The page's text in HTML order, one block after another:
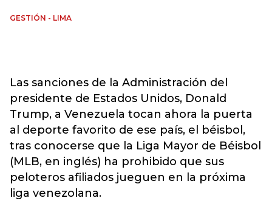
GESTIÓN - LIMA
Las sanciones de la Administración del
presidente de Estados Unidos, Donald
Trump, a Venezuela tocan ahora la puerta
al deporte favorito de ese país, el béisbol,
tras conocerse que la Liga Mayor de Béisbol
(MLB, en inglés) ha prohibido que sus
peloteros afiliados jueguen en la próxima
liga venezolana.